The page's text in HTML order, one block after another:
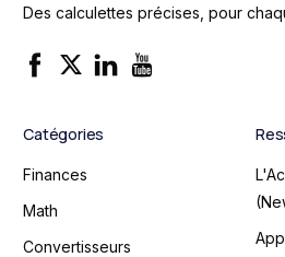
Des calculettes précises, pour
Catégories
Finances
Math
Convertisseurs